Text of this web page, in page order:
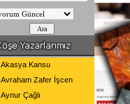
Akasya Kansu
Avraham Zafer İşcen
Aynur Çağlı